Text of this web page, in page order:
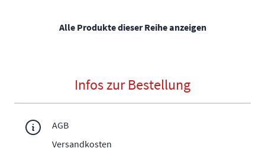
Alle Produkte dieser Reihe anzeigen
Infos zur Bestellung
AGB
Versandkosten